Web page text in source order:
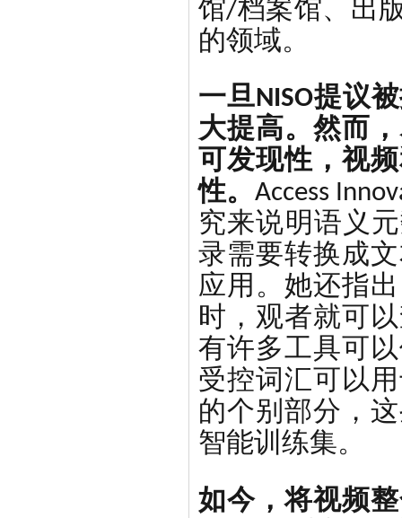
馆/档案馆、出
的领域。
一旦NISO提议
大提高。然而
可发现性，视
性。 Access
究来说明语义
录需要转换成
应用。她还指
时，观者就可
有许多工具可
受控词汇可以
的个别部分，
智能训练集。
如今，将视频